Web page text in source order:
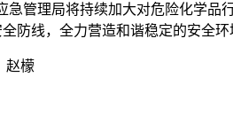
急管理局将持续加大对危险化学品
防线，全力营造和谐稳定的安全环
檬